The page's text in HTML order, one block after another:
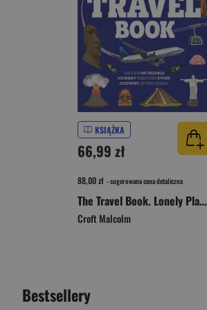
KSIĄŻKA
66,99 zł
88,00 zł - sugerowana cena detaliczna
The Travel Book. Lonely Planet Kids
Croft Malcolm
Bestsellery